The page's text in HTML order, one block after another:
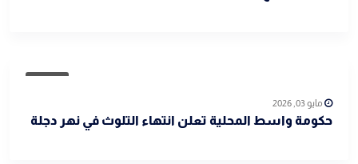
مايو 03, 2026
حكومة واسط المحلية تعلن انتهاء التلوث في نهر دجلة